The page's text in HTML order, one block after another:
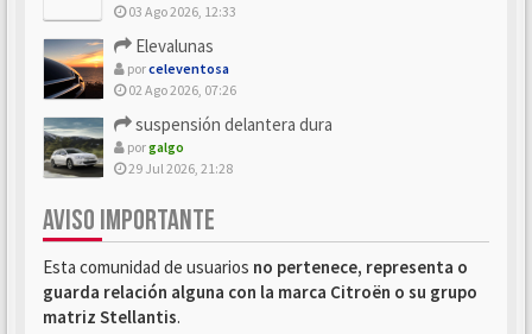
03 Ago 2026, 12:33
Elevalunas
porceleventosa
02 Ago 2026, 07:26
suspensión delantera dura
porgalgo
29 Jul 2026, 21:28
AVISO IMPORTANTE
Esta comunidad de usuarios no pertenece, representa o
guarda relación alguna con la marca Citroën o su grupo
matriz Stellantis.